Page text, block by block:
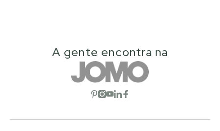
A gente encontra na
Abrir red social
Abrir red social
Abrir red social
Abrir red social
Abrir red social